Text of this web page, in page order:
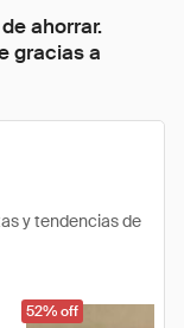
ahorrar.
gracias a
y tendencias de
52% off